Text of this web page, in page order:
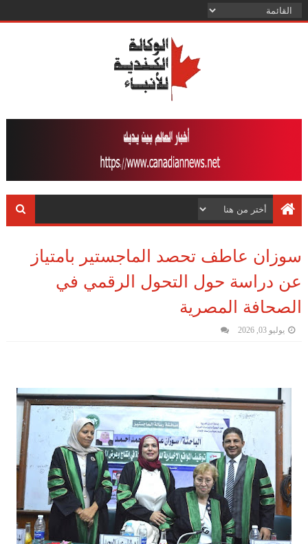
سوزان عاطف تحصد الماجستير بامتياز
عن دراسة حول التحول الرقمي في
الصحافة المصرية
يوليو 03, 2026